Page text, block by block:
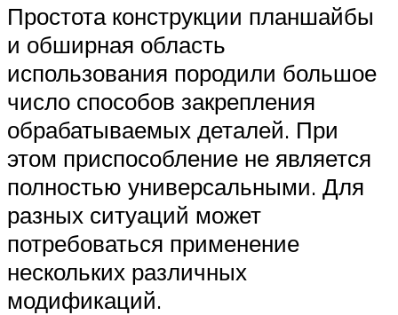
Простота конструкции планшайбы
и обширная область
использования породили большое
число способов закрепления
обрабатываемых деталей. При
этом приспособление не является
полностью универсальными. Для
разных ситуаций может
потребоваться применение
нескольких различных
модификаций.